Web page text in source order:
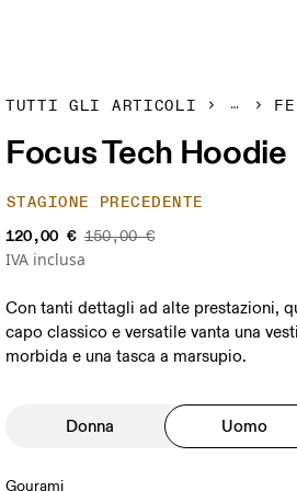
TUTTI GLI ARTICOLI
Focus Tech Hoodie
STAGIONE PRECEDENTE
120,00 € 150,00 €
IVA inclusa
Con tanti dettagli ad alte prestazioni,
capo classico e versatile vanta una
morbida e una tasca a marsupio.
Donna Uomo
Gourami